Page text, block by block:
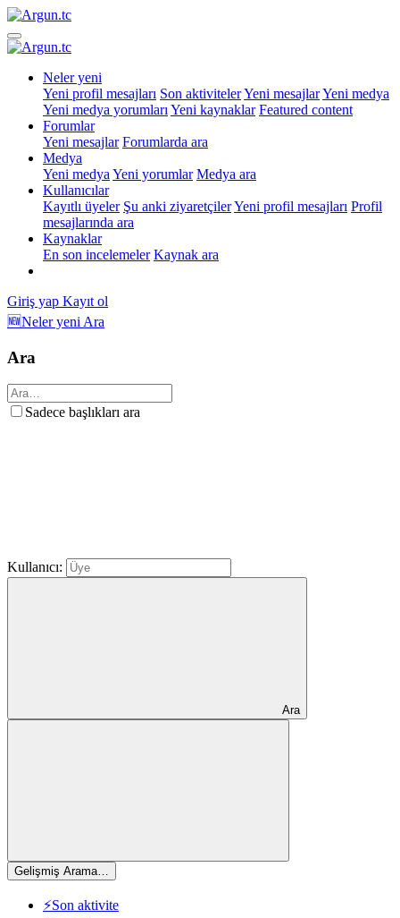
Neler yeni
Yeni profil mesajları Son aktivitelerYeni mesajlarYeni medya
Yeni medya yorumları Yeni kaynaklar Featured content
Forumlar
Yeni mesajlar Forumlarda ara
Medya
Yeni medya Yeni yorumlar Medya ara
Kullanıcılar
Kayıtlı üyeler Şu anki ziyaretçilerYeni profil mesajları Profil
mesajlarında ara
Kaynaklar
En son incelemeler Kaynak ara
Giriş yap Kayıt ol
🆕Neler yeni Ara
Ara
Sadece başlıkları ara
Kullanıcı:
Ara
Gelişmiş Arama…
⚡Son aktivite